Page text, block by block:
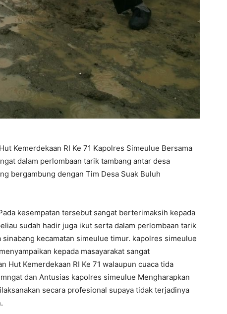
Kemerdekaan RI Ke 71 Kapolres Simeulue Bersama
dalam perlombaan tarik tambang antar desa
bergambung dengan Tim Desa Suak Buluh
kesempatan tersebut sangat berterimaksih kepada
sudah hadir juga ikut serta dalam perlombaan tarik
kecamatan simeulue timur. kapolres simeulue
kepada masayarakat sangat
Hut Kemerdekaan RI Ke 71 walaupun cuaca tida
dan Antusias kapolres simeulue Mengharapkan
secara profesional supaya tidak terjadinya